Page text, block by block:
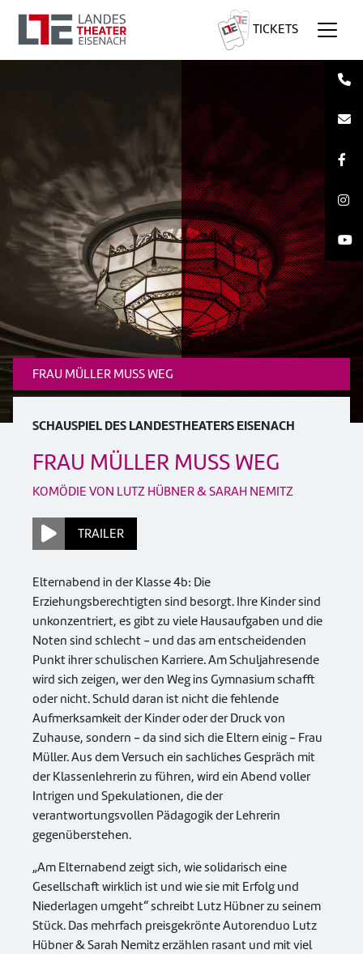
TICKETS
FRAU MÜLLER MUSS WEG
SCHAUSPIEL DES LANDESTHEATERS EISENACH
FRAU MÜLLER MUSS WEG
KOMÖDIE VON LUTZ HÜBNER & SARAH NEMITZ
TRAILER
Elternabend in der Klasse 4b: Die
Erziehungsberechtigten sind besorgt. Ihre Kinder sind
unkonzentriert, es gibt zu viele Hausaufgaben und die
Noten sind schlecht - und das am entscheidenden
Punkt ihrer schulischen Karriere. Am Schuljahresende
wird sich zeigen, wer den Weg ins Gymnasium schafft
oder nicht. Schuld daran ist nicht die fehlende
Aufmerksamkeit der Kinder oder der Druck von
Zuhause, sondern - da sind sich die Eltern einig - Frau
Müller. Aus dem Versuch ein sachliches Gespräch mit
der Klassenlehrerin zu führen, wird ein Abend voller
Intrigen und Spekulationen, die der
verantwortungsvollen Pädagogik der Lehrerin
gegenüberstehen.
„Am Elternabend zeigt sich, wie solidarisch eine
Gesellschaft wirklich ist und wie sie mit Erfolg und
Niederlagen umgeht“ schreibt Lutz Hübner zu seinem
Stück. Das mehrfach preisgekrönte Autorenduo Lutz
Hübner & Sarah Nemitz erzählen rasant und mit viel